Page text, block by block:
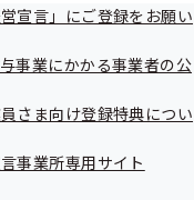
メ
ー
づ
く
の
ブ
宣言」にご登録をお願い
事業にかかる事業者の公
さま向け登録特典につい
事業所専用サイト
健康経